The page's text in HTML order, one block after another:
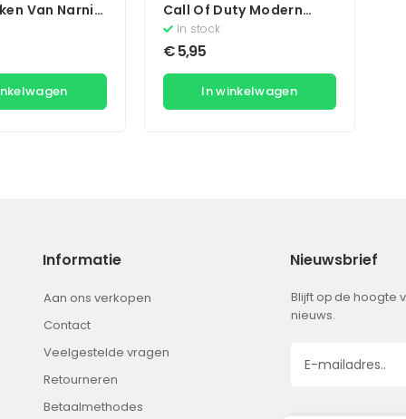
Van Narnia
Call Of Duty Modern
Warfare – Reflex Edition
In stock
€5,95
In winkelwagen
Informatie
Aan ons verkopen
Contact
Veelgestelde vragen
Retourneren
Betaalmethodes
Nieuwsbrief
Blijft op de hoogte
nieuws.